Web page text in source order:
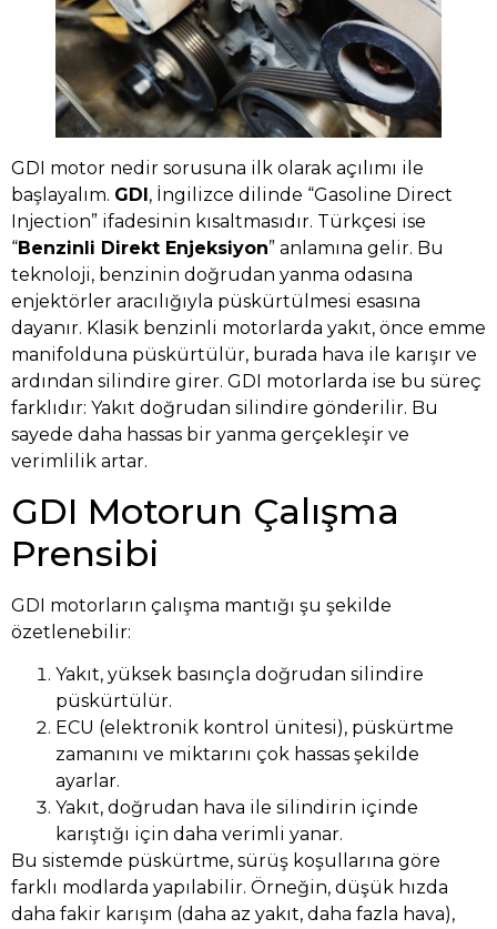
GDI motor nedir sorusuna ilk olarak açılımı ile
başlayalım. GDI, İngilizce dilinde “Gasoline Direct
Injection” ifadesinin kısaltmasıdır. Türkçesi ise
“Benzinli Direkt Enjeksiyon” anlamına gelir. Bu
teknoloji, benzinin doğrudan yanma odasına
enjektörler aracılığıyla püskürtülmesi esasına
dayanır. Klasik benzinli motorlarda yakıt, önce emme
manifolduna püskürtülür, burada hava ile karışır ve
ardından silindire girer. GDI motorlarda ise bu süreç
farklıdır: Yakıt doğrudan silindire gönderilir. Bu
sayede daha hassas bir yanma gerçekleşir ve
verimlilik artar.
GDI Motorun Çalışma
Prensibi
GDI motorların çalışma mantığı şu şekilde
özetlenebilir:
Yakıt, yüksek basınçla doğrudan silindire
püskürtülür.
ECU (elektronik kontrol ünitesi), püskürtme
zamanını ve miktarını çok hassas şekilde
ayarlar.
Yakıt, doğrudan hava ile silindirin içinde
karıştığı için daha verimli yanar.
Bu sistemde püskürtme, sürüş koşullarına göre
farklı modlarda yapılabilir. Örneğin, düşük hızda
daha fakir karışım (daha az yakıt, daha fazla hava),